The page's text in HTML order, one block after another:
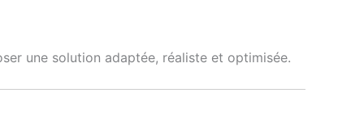
une solution adaptée, réaliste et optimisée.